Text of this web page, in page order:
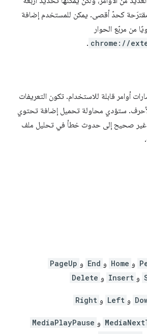
كحدّ أقصى. يمكن للمستخدم إضافة
من مربّع الحوار
chrome://
.
أوامر قابلة للاستخدام. تكون التعريفات
ستؤدي محاولة تحميل إضافة تحتوي
صحيح إلى حدوث خطأ في تحليل ملف
و Home و End و PageUp
و Insert و Delete
و Left و Right
و MediaPlayPause